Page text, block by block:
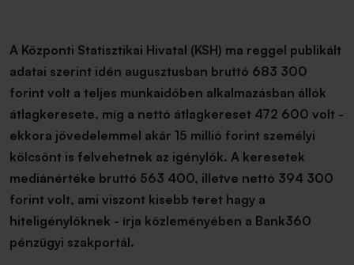
A Központi Statisztikai Hivatal (KSH) ma reggel publikált
adatai szerint idén augusztusban bruttó 683 300
forint volt a teljes munkaidőben alkalmazásban állók
átlagkeresete, míg a nettó átlagkereset 472 600 volt -
ekkora jövedelemmel akár 15 millió forint személyi
kölcsönt is felvehetnek az igénylők. A keresetek
mediánértéke bruttó 563 400, illetve nettó 394 300
forint volt, ami viszont kisebb teret hagy a
hiteligénylőknek - írja közleményében a Bank360
pénzügyi szakportál.